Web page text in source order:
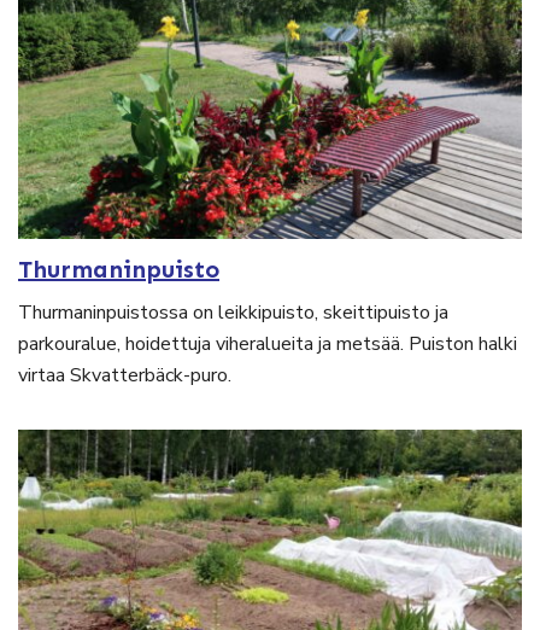
Thurmaninpuisto
Thurmaninpuistossa on leikkipuisto, skeittipuisto ja
parkouralue, hoidettuja viheralueita ja metsää. Puiston halki
virtaa Skvatterbäck-puro.